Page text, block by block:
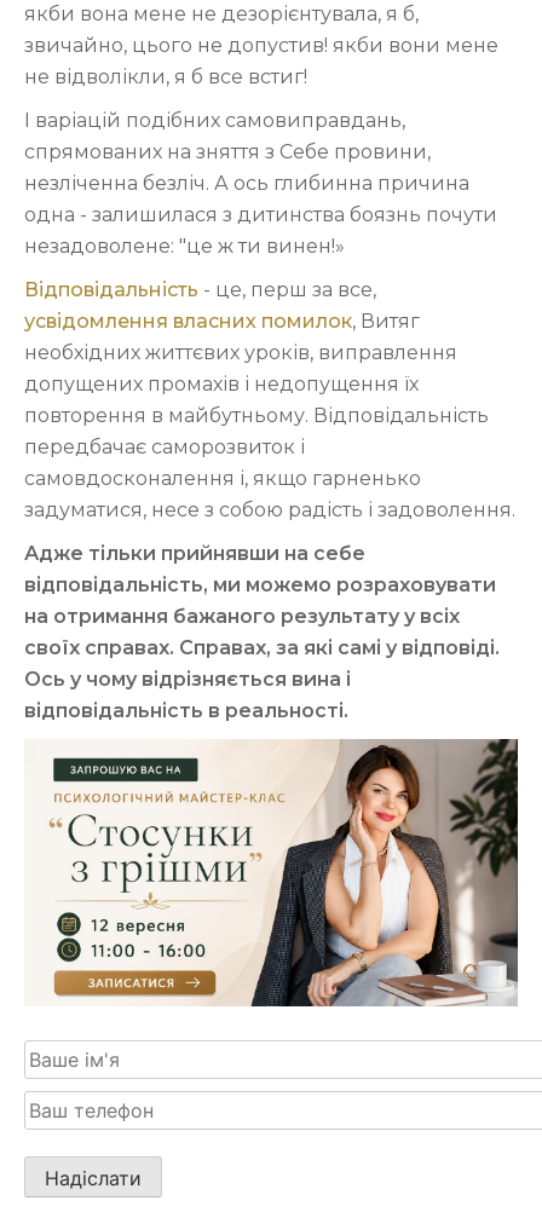
якби вона мене не дезорієнтувала, я б,
звичайно, цього не допустив! якби вони мене
не відволікли, я б все встиг!
І варіацій подібних самовиправдань,
спрямованих на зняття з Себе провини,
незліченна безліч. А ось глибинна причина
одна - залишилася з дитинства боязнь почути
незадоволене: "це ж ти винен!»
Відповідальність - це, перш за все,
усвідомлення власних помилок, Витяг
необхідних життєвих уроків, виправлення
допущених промахів і недопущення їх
повторення в майбутньому. Відповідальність
передбачає саморозвиток і
самовдосконалення і, якщо гарненько
задуматися, несе з собою радість і задоволення.
Адже тільки прийнявши на себе
відповідальність, ми можемо розраховувати
на отримання бажаного результату у всіх
своїх справах. Справах, за які самі у відповіді.
Ось у чому відрізняється вина і
відповідальність в реальності.
Будь
ласка,